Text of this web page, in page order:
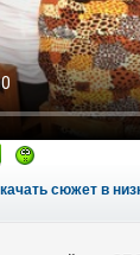
сюжет в